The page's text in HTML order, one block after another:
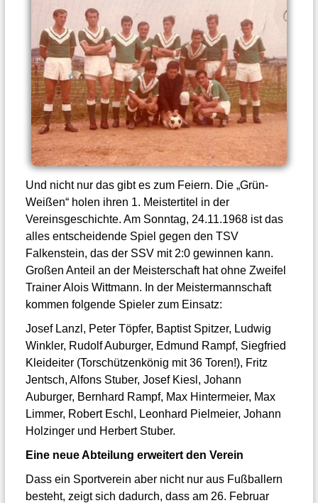
Und nicht nur das gibt es zum Feiern. Die „Grün-
Weißen“ holen ihren 1. Meistertitel in der
Vereinsgeschichte. Am Sonntag, 24.11.1968 ist das
alles entscheidende Spiel gegen den TSV
Falkenstein, das der SSV mit 2:0 gewinnen kann.
Großen Anteil an der Meisterschaft hat ohne Zweifel
Trainer Alois Wittmann. In der Meistermannschaft
kommen folgende Spieler zum Einsatz:
Josef Lanzl, Peter Töpfer, Baptist Spitzer, Ludwig
Winkler, Rudolf Auburger, Edmund Rampf, Siegfried
Kleideiter (Torschützenkönig mit 36 Toren!), Fritz
Jentsch, Alfons Stuber, Josef Kiesl, Johann
Auburger, Bernhard Rampf, Max Hintermeier, Max
Limmer, Robert Eschl, Leonhard Pielmeier, Johann
Holzinger und Herbert Stuber.
Eine neue Abteilung erweitert den Verein
Dass ein Sportverein aber nicht nur aus Fußballern
besteht, zeigt sich dadurch, dass am 26. Februar